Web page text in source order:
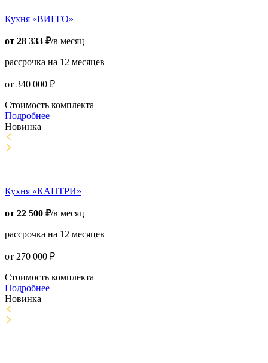
Кухня «ВИГГО»
от 28 333 ₽/в месяц
рассрочка на 12 месяцев
от 340 000 ₽
Стоимость комплекта
Подробнее
Новинка
Кухня «КАНТРИ»
от 22 500 ₽/в месяц
рассрочка на 12 месяцев
от 270 000 ₽
Стоимость комплекта
Подробнее
Новинка